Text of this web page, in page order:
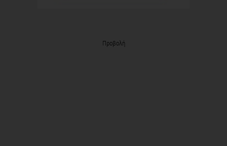
Προβολή